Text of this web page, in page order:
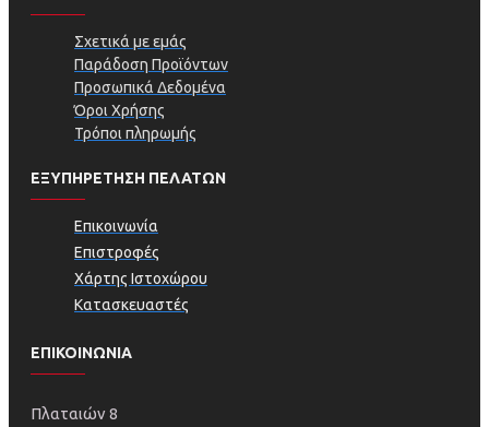
Σχετικά με εμάς
Παράδοση Προϊόντων
Προσωπικά Δεδομένα
Όροι Χρήσης
Τρόποι πληρωμής
ΕΞΥΠΗΡΕΤΗΣΗ ΠΕΛΑΤΩΝ
Επικοινωνία
Επιστροφές
Χάρτης Ιστοχώρου
Κατασκευαστές
ΕΠΙΚΟΙΝΩΝΙΑ
Πλαταιών 8